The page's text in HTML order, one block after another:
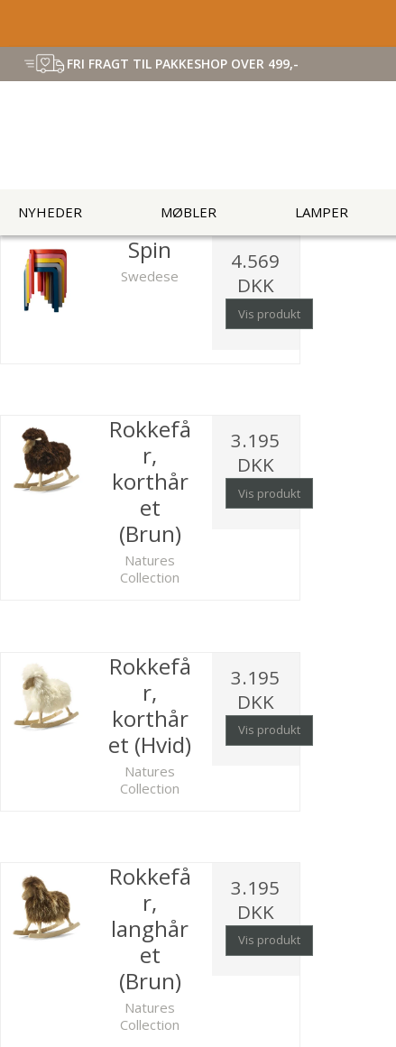
FRI FRAGT TIL PAKKESHOP OVER 499,-
NYHEDER MØBLER LAMPER
Spin
Swedese
4.569
DKK
Vis produkt
Rokkefå
r,
korthår
et
(Brun)
Natures
Collection
3.195
DKK
Vis produkt
Rokkefå
r,
korthår
et (Hvid)
Natures
Collection
3.195
DKK
Vis produkt
Rokkefå
r,
langhår
et
(Brun)
Natures
Collection
3.195
DKK
Vis produkt